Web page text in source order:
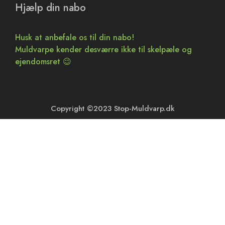
Hjælp din nabo
Husk at anbefale os til din nabo!
Muldvarpe kender desværre ikke til skelpæle og
ejendomsret 😉
Copyright ©2023 Stop-Muldvarp.dk